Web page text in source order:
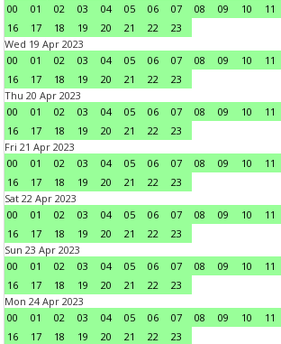
00
01 02 03 04 05 06 07 08 09 10 11
16
17 18 19 20 21 22
23
Wed 19 Apr 2023
00
01 02 03 04 05 06 07 08 09 10 11
16
17 18 19 20 21 22
23
Thu 20 Apr 2023
00
01 02 03 04 05 06 07 08 09 10 11
16
17 18 19 20 21 22
23
Fri 21 Apr 2023
00
01 02 03 04 05 06 07 08 09 10 11
16
17 18 19 20 21 22
23
Sat 22 Apr 2023
00
01 02 03 04 05 06 07 08 09 10 11
16
17 18 19 20 21 22
23
Sun 23 Apr 2023
00
01 02 03 04 05 06 07 08 09 10 11
16
17 18 19 20 21 22
23
Mon 24 Apr 2023
00
01 02 03 04 05 06 07 08 09 10 11
16
17 18 19 20 21 22
23